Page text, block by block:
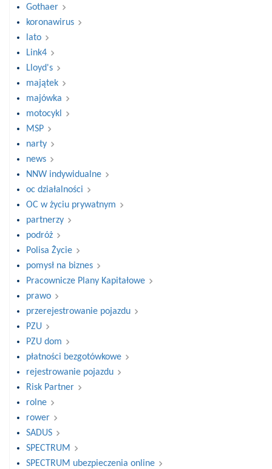
Gothaer
koronawirus
lato
Link4
Lloyd's
majątek
majówka
motocykl
MSP
narty
news
NNW indywidualne
oc działalności
OC w życiu prywatnym
partnerzy
podróż
Polisa Życie
pomysł na biznes
Pracownicze Plany Kapitałowe
prawo
przerejestrowanie pojazdu
PZU
PZU dom
płatności bezgotówkowe
rejestrowanie pojazdu
Risk Partner
rolne
rower
SADUS
SPECTRUM
SPECTRUM ubezpieczenia online